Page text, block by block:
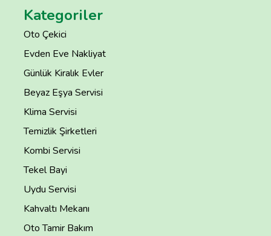
Kategoriler
Oto Çekici
Evden Eve Nakliyat
Günlük Kiralık Evler
Beyaz Eşya Servisi
Klima Servisi
Temizlik Şirketleri
Kombi Servisi
Tekel Bayi
Uydu Servisi
Kahvaltı Mekanı
Oto Tamir Bakım